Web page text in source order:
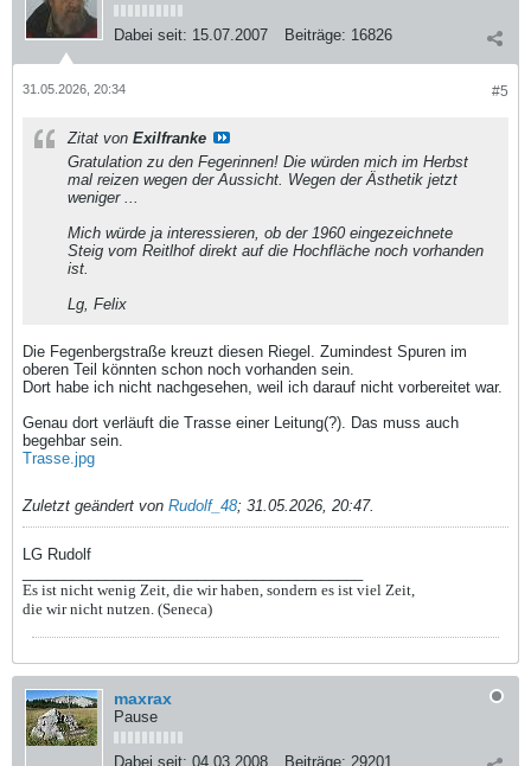
Dabei seit: 15.07.2007 Beiträge: 16826
#5
31.05.2026, 20:34
Zitat von Exilfranke
Gratulation zu den Fegerinnen! Die würden mich im Herbst
mal reizen wegen der Aussicht. Wegen der Ästhetik jetzt
weniger ...
Mich würde ja interessieren, ob der 1960 eingezeichnete
Steig vom Reitlhof direkt auf die Hochfläche noch vorhanden
ist.
Lg, Felix
Die Fegenbergstraße kreuzt diesen Riegel. Zumindest Spuren im
oberen Teil könnten schon noch vorhanden sein.
Dort habe ich nicht nachgesehen, weil ich darauf nicht vorbereitet war.
Genau dort verläuft die Trasse einer Leitung(?). Das muss auch
begehbar sein.
Trasse.jpg
Zuletzt geändert von Rudolf_48; 31.05.2026, 20:47.
LG Rudolf
Es ist nicht wenig Zeit, die wir haben, sondern es ist viel Zeit,
die wir nicht nutzen. (Seneca)
maxrax
Pause
Dabei seit: 04.03.2008 Beiträge: 29201